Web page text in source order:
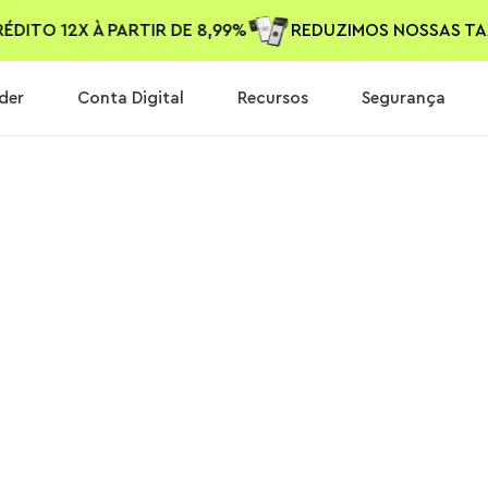
CRÉDITO 12X À PARTIR DE 8,99% REDUZIMOS
Conta Digital Recursos Segurança